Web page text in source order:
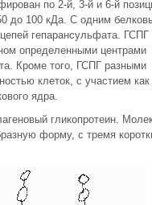
по 2-й, 3-й и 6-й
до 100 кДа. С одним
гепарансульфата.
определенными центрами
Кроме того, ГСПГ разными
клеток, с участием как
ядра.
гликопротеин.
форму, с тремя